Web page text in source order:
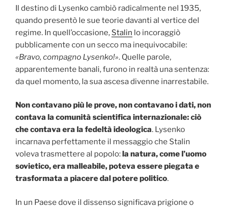
Il destino di Lysenko cambiò radicalmente nel 1935,
quando presentò le sue teorie davanti al vertice del
regime. In quell’occasione, Stalin lo incoraggiò
pubblicamente con un secco ma inequivocabile:
«Bravo, compagno Lysenko!». Quelle parole,
apparentemente banali, furono in realtà una sentenza:
da quel momento, la sua ascesa divenne inarrestabile.
Non contavano più le prove, non contavano i dati, non
contava la comunità scientifica internazionale: ciò
che contava era la fedeltà ideologica. Lysenko
incarnava perfettamente il messaggio che Stalin
voleva trasmettere al popolo:la natura, come l’uomo
sovietico, era malleabile, poteva essere piegata e
trasformata a piacere dal potere politico.
In un Paese dove il dissenso significava prigione o